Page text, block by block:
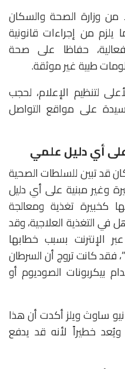
من وزارة الصحة والسكان
يلزم من إجراءات قانونية
حفاظا على صحة
طبية غير موثقة.
لتنظيم الإعلام، لحجب
على مواقع التواصل
أي دليل علمي
كان قد تبين للسلطات الصحية
وغير مبنية على أي دليل
كخبيرة تغذية ومعالجة
في التغذية العلاجية، وقد
الإنترنت بسبب خطابها
فقد كانت تروج أن السرطان
بيكربونات الصوديوم أو
ساوث ويلز أكدت أن هذا
خطيراً لأنه قد يدفع